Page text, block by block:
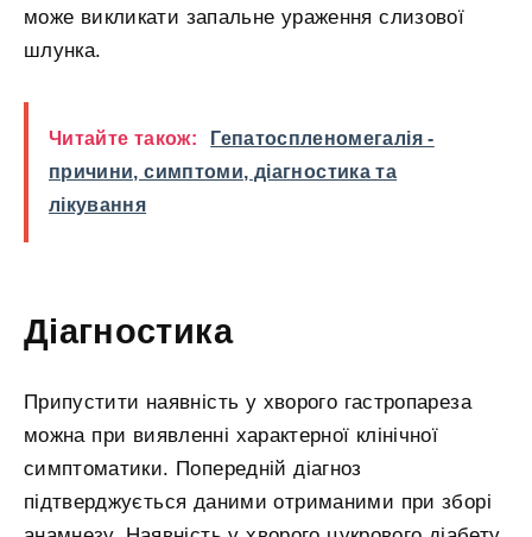
може викликати запальне ураження слизової
шлунка.
Читайте також:
Гепатоспленомегалія -
причини, симптоми, діагностика та
лікування
Діагностика
Припустити наявність у хворого гастропареза
можна при виявленні характерної клінічної
симптоматики. Попередній діагноз
підтверджується даними отриманими при зборі